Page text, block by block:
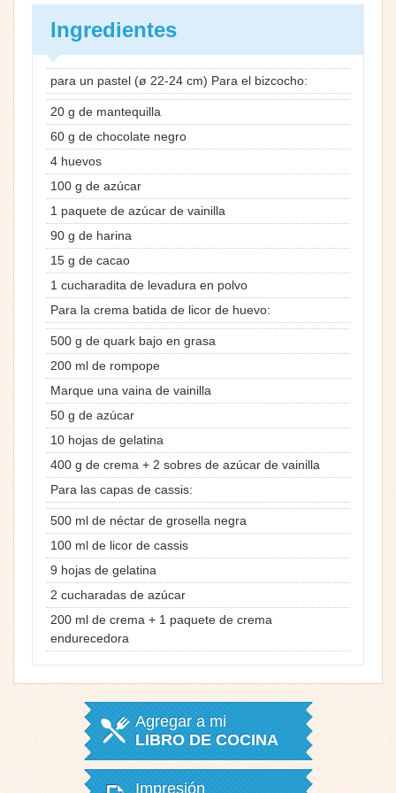
Ingredientes
para un pastel (ø 22-24 cm) Para el bizcocho:
20 g de mantequilla
60 g de chocolate negro
4 huevos
100 g de azúcar
1 paquete de azúcar de vainilla
90 g de harina
15 g de cacao
1 cucharadita de levadura en polvo
Para la crema batida de licor de huevo:
500 g de quark bajo en grasa
200 ml de rompope
Marque una vaina de vainilla
50 g de azúcar
10 hojas de gelatina
400 g de crema + 2 sobres de azúcar de vainilla
Para las capas de cassis:
500 ml de néctar de grosella negra
100 ml de licor de cassis
9 hojas de gelatina
2 cucharadas de azúcar
200 ml de crema + 1 paquete de crema
endurecedora
Agregar a mi
LIBRO DE COCINA
Impresión